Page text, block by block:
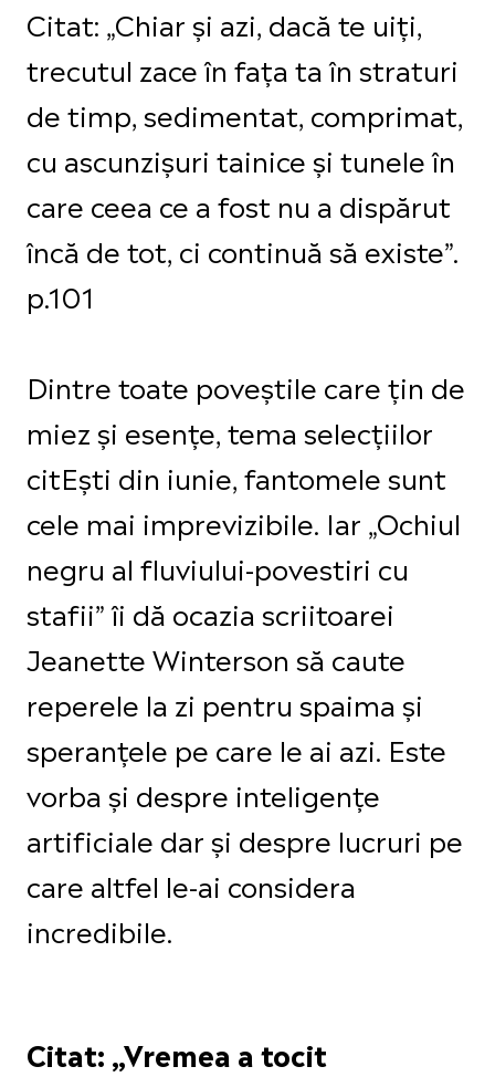
Citat: „Chiar și azi, dacă te uiți,
trecutul zace în fața ta în straturi
de timp, sedimentat, comprimat,
cu ascunzișuri tainice și tunele în
care ceea ce a fost nu a dispărut
încă de tot, ci continuă să existe”.
p.101
Dintre toate poveștile care țin de
miez și esențe, tema selecțiilor
citEști din iunie, fantomele sunt
cele mai imprevizibile. Iar „Ochiul
negru al fluviului-povestiri cu
stafii” îi dă ocazia scriitoarei
Jeanette Winterson să caute
reperele la zi pentru spaima și
speranțele pe care le ai azi. Este
vorba și despre inteligențe
artificiale dar și despre lucruri pe
care altfel le-ai considera
incredibile.
Citat: „Vremea a tocit